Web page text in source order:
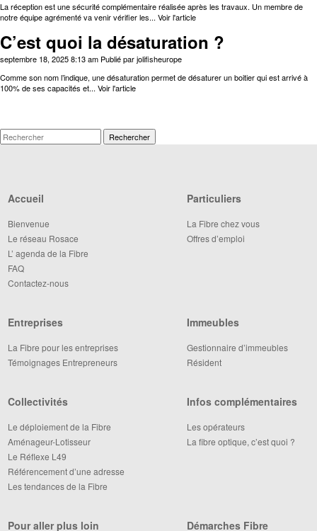
La réception est une sécurité complémentaire réalisée après les travaux. Un membre de
notre équipe agrémenté va venir vérifier les... Voir l'article
C’est quoi la désaturation ?
septembre 18, 2025 8:13 am Publié parjolifisheurope
Comme son nom l’indique, une désaturation permet de désaturer un boitier qui est arrivé à
100% de ses capacités et... Voir l'article
Rechercher
Accueil
Bienvenue
Le réseau Rosace
L’ agenda de la Fibre
FAQ
Contactez-nous
Particuliers
La Fibre chez vous
Offres d’emploi
Entreprises
La Fibre pour les entreprises
Témoignages Entrepreneurs
Immeubles
Gestionnaire d’immeubles
Résident
Collectivités
Le déploiement de la Fibre
Aménageur-Lotisseur
Le Réflexe L49
Référencement d’une adresse
Les tendances de la Fibre
Infos complémentaires
Les opérateurs
La fibre optique, c’est quoi ?
Pour aller plus loin Démarches Fibre